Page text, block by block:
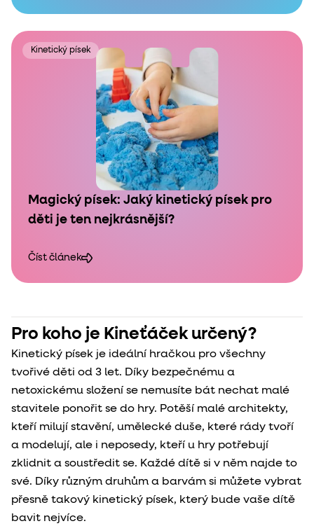
Kinetický písek
Magický písek: Jaký kinetický písek pro
děti je ten nejkrásnější?
Číst článek
Pro koho je Kineťáček určený?
Kinetický písek je ideální hračkou pro všechny
tvořivé děti od 3 let. Díky bezpečnému a
netoxickému složení se nemusíte bát nechat malé
stavitele ponořit se do hry. Potěší malé architekty,
kteří milují stavění, umělecké duše, které rády tvoří
a modelují, ale i neposedy, kteří u hry potřebují
zklidnit a soustředit se. Každé dítě si v něm najde to
své. Díky různým druhům a barvám si můžete vybrat
přesně takový kinetický písek, který bude vaše dítě
bavit nejvíce.